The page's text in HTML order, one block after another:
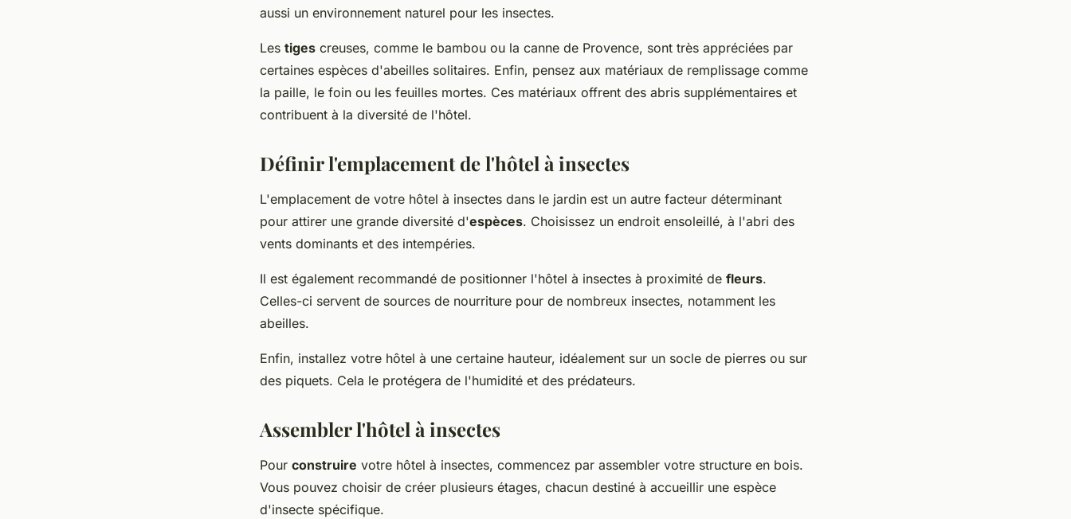
aussi un environnement naturel pour les insectes.
Les tiges creuses, comme le bambou ou la canne de Provence, sont très appréciées par
certaines espèces d'abeilles solitaires. Enfin, pensez aux matériaux de remplissage comme
la paille, le foin ou les feuilles mortes. Ces matériaux offrent des abris supplémentaires et
contribuent à la diversité de l'hôtel.
Définir l'emplacement de l'hôtel à insectes
L'emplacement de votre hôtel à insectes dans le jardin est un autre facteur déterminant
pour attirer une grande diversité d'espèces. Choisissez un endroit ensoleillé, à l'abri des
vents dominants et des intempéries.
Il est également recommandé de positionner l'hôtel à insectes à proximité de fleurs.
Celles-ci servent de sources de nourriture pour de nombreux insectes, notamment les
abeilles.
Enfin, installez votre hôtel à une certaine hauteur, idéalement sur un socle de pierres ou sur
des piquets. Cela le protégera de l'humidité et des prédateurs.
Assembler l'hôtel à insectes
Pour construire votre hôtel à insectes, commencez par assembler votre structure en bois.
Vous pouvez choisir de créer plusieurs étages, chacun destiné à accueillir une espèce
d'insecte spécifique.